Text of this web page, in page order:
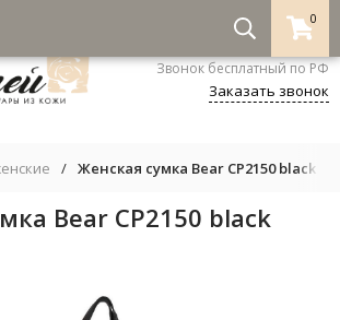
0
8-800-333-5530
Звонок бесплатный по РФ
Заказать звонок
/ Женская сумка Bear CP2150 black
Bear CP2150 black